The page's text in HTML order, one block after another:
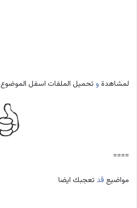
لمشاهدة و تحميل الملفات اسفل الموضوع
====
مواضيع قد تعجبك ايضا